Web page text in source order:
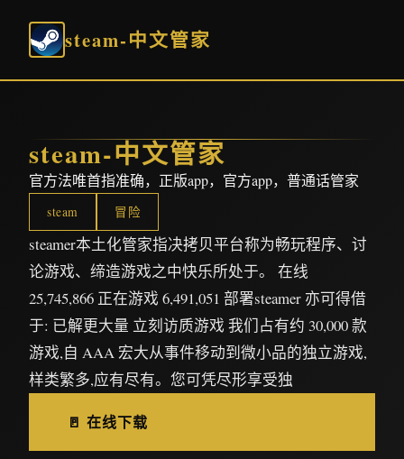
steam-中文管家
steam-中文管家
官方法唯首指准确，正版app，官方app，普通话管家
steam 冒险
steamer本土化管家指决拷贝平台称为畅玩程序、讨
论游戏、缔造游戏之中快乐所处于。 在线
25,745,866 正在游戏 6,491,051 部署steamer 亦可得借
于: 已解更大量 立刻访质游戏 我们占有约 30,000 款
游戏,自 AAA 宏大从事件移动到微小品的独立游戏,
样类繁多,应有尽有。您可凭尽形享受独
🚪 在线下载